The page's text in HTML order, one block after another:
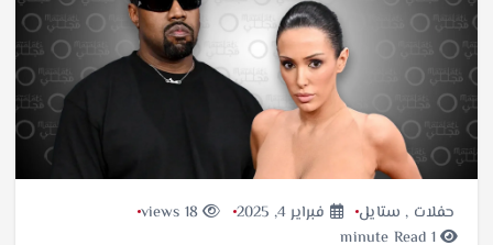
حفلات , ستايل فبراير 4, 2025
18 views
1 minute Read